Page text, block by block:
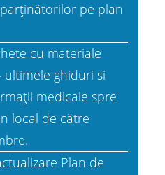
pe plan
cu materiale
ultimele ghiduri si
medicale spre
local de către
Plan de